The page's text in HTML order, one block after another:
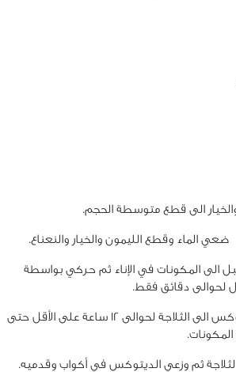
الى قطع متوسطة الحجم.
الماء وقطع الليمون والخيار والنعناع.
الى المكونات في الإناء ثم حركي بواسطة
لحوالى دقائق فقط.
أدخلي إناء الديتوكس الى الثلاجة لحوالى 12 ساعة على الأقل حتى
ثم وزعي الديتوكس في أكواب وقدميه.